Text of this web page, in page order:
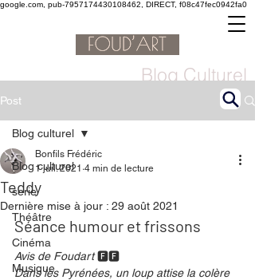
google.com, pub-7957174430108462, DIRECT, f08c47fec0942fa0
Blog Culturel
Post
Blog culturel
serie
Théâtre
Cinéma
Musique
Blog culturel
Teddy
Bonfils Frédéric
1 juil. 2021 4 min de lecture
Dernière mise à jour : 29 août 2021
Séance humour et frissons
Avis de Foudart 🅵🅵
Dans les Pyrénées, un loup attise la colère